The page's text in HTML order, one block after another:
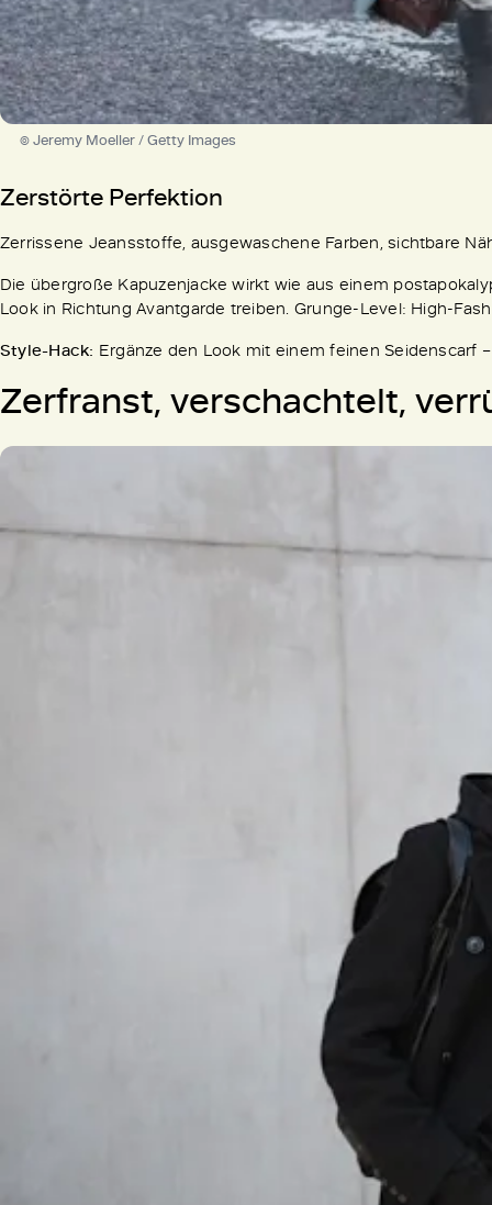
© Jeremy Moeller / Getty Images
Zerstörte Perfektion
Zerrissene Jeansstoffe, ausgewaschene Farben, sichtbare
Die übergroße Kapuzenjacke wirkt wie aus einem
Look in Richtung Avantgarde treiben. Grunge-Level: High-
Style-Hack: Ergänze den Look mit einem feinen Seidenscarf
Zerfranst, verschachtelt,